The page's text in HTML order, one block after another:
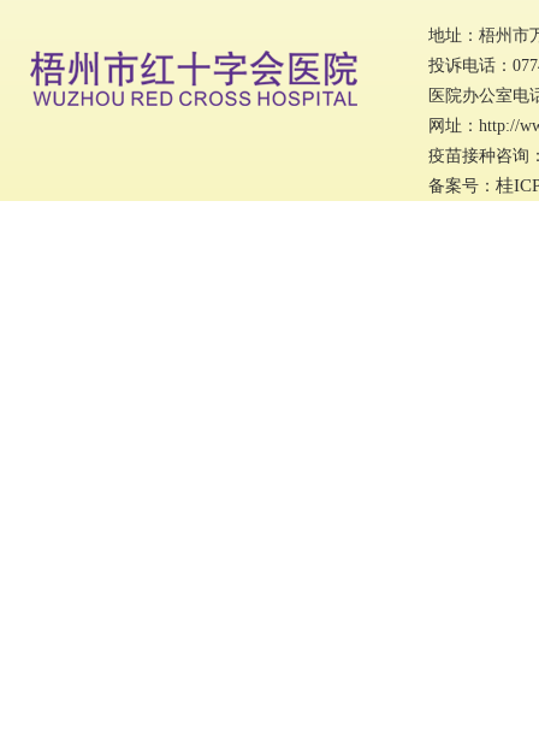
地址：梧州
投诉电话：
医院办公室电
网址：http://
疫苗接种咨询
备案号： 桂